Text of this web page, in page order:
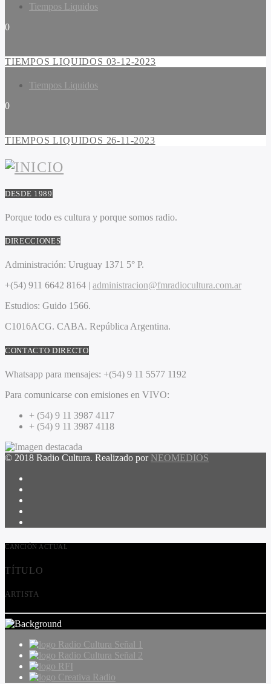
Tiempos Liquidos
0
TIEMPOS LIQUIDOS 03-12-2023
Tiempos Liquidos
0
TIEMPOS LIQUIDOS 26-11-2023
DESDE 1989
Porque todo es cultura y porque somos radio.
DIRECCIONES
Administración: Uruguay 1371 5° P.
+(54) 911 6642 8164 | administracion@fmradiocultura.com.ar
Estudios: Guido 1566.
C1016ACG. CABA. República Argentina.
CONTACTO DIRECTO
Whatsapp para mensajes: +(54) 9 11 5577 1192
Para comunicarse con emisiones en VIVO:
+ (54) 9 11 3987 4117
+ (54) 9 11 3987 4118
© 2018 Radio Cultura. Realizado por NEOMEDIOS
CANCIÓN ACTUAL
TÍTULO
ARTISTA
Radio Cultura Señal 1
Radio Cultura Señal 2
RFI
Creativa Radio